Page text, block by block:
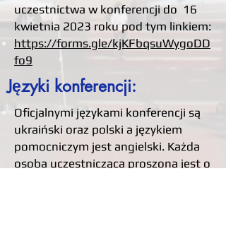
uczestnictwa w konferencji do 16
kwietnia 2023 roku pod tym linkiem:
https://forms.gle/kjKFbqsuWygoDD
fo9
Języki konferencji:
Oficjalnymi językami konferencji są
ukraiński oraz polski a językiem
pomocniczym jest angielski. Każda
osoba uczestnicząca proszona jest o